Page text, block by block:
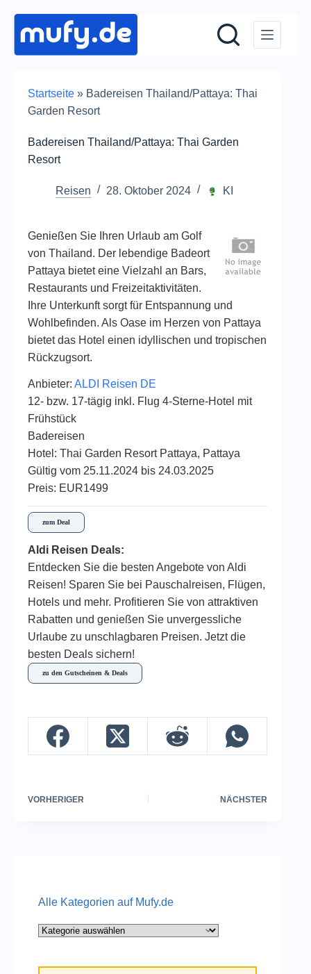
Inhalt
springen
Startseite » Badereisen Thailand/Pattaya: Thai
Garden Resort
Badereisen Thailand/Pattaya: Thai Garden
Resort
Reisen 28. Oktober 2024 KI
Genießen Sie Ihren Urlaub am Golf
von Thailand. Der lebendige Badeort
Pattaya bietet eine Vielzahl an Bars,
Restaurants und Freizeitaktivitäten.
Ihre Unterkunft sorgt für Entspannung und
Wohlbefinden. Als Oase im Herzen von Pattaya
bietet das Hotel einen idyllischen und tropischen
Rückzugsort.
Anbieter: ALDI Reisen DE
12- bzw. 17-tägig inkl. Flug 4-Sterne-Hotel mit
Frühstück
Badereisen
Hotel: Thai Garden Resort Pattaya, Pattaya
Gültig vom 25.11.2024 bis 24.03.2025
Preis: EUR1499
zum Deal
Aldi Reisen Deals:
Entdecken Sie die besten Angebote von Aldi
Reisen! Sparen Sie bei Pauschalreisen, Flügen,
Hotels und mehr. Profitieren Sie von attraktiven
Rabatten und genießen Sie unvergessliche
Urlaube zu unschlagbaren Preisen. Jetzt die
besten Deals sichern!
zu den Gutscheinen & Deals
VORHERIGER NÄCHSTER
Alle Kategorien auf Mufy.de
Alle